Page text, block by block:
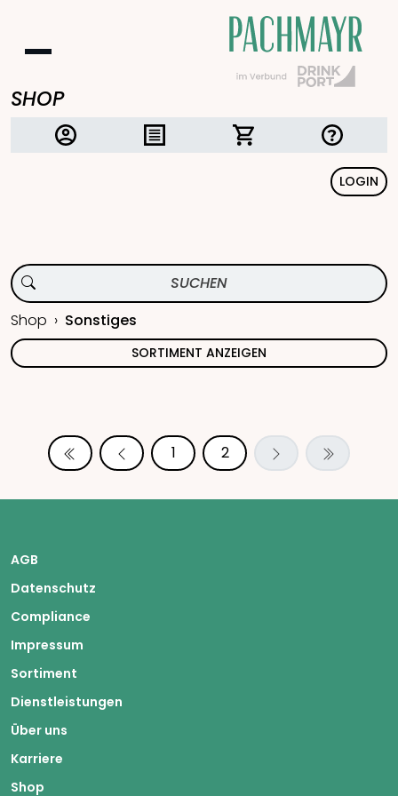
SHOP
LOGIN
Shop Sonstiges
SORTIMENT ANZEIGEN
1 2
AGB
Datenschutz
Compliance
Impressum
Sortiment
Dienstleistungen
Über uns
Karriere
Shop